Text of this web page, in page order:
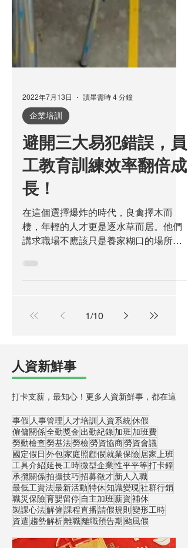
2022年7月13日 讀畢需時 4 分鐘
企業培訓
避開三大易犯錯誤，員
工教育訓練效率翻倍成
長！
在這個選擇爆炸的時代，良禽擇木而
講求職場不應該只是養家糊口的場所，
樣，「員工教育訓練」在近年來成為諸
多企業的耕耘重點。...
​人資新鮮事
打卡支薪，最知心！更多人資新鮮事，都在這
事假人事管理人才培訓人資系統休假
僱傭關係全勤獎金出勤紀錄加班加班費
勞動檢查勞基法勞檢勞資協商勞資會議
國定假日外包家庭照顧假就業保險居家上班
工具介紹延長工時微型企業性平平等打卡鐘